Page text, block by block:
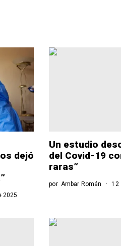
dejó
2025
Un estudio
del Covid-19
raras”
por Ambar Román 12